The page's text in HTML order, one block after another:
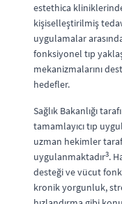
estethica
kişiselleştirilmiş
uygulamalar
fonksiyonel tıp
mekanizmalarını
hedefler.
Sağlık Bakanlığı
tamamlayıcı tıp
uzman hekimler
uygulanmaktadır3.
desteği ve vücut
kronik yorgunluk,